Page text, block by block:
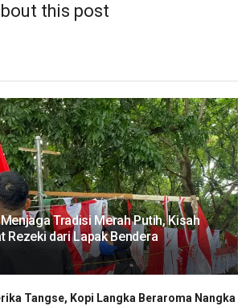
this post
Tradisi Merah Putih, Kisah
Rezeki dari Lapak Bendera
Tangse, Kopi Langka Beraroma Nangka